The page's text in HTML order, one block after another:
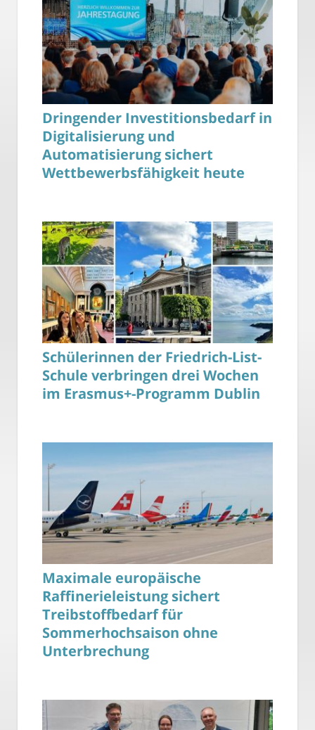
Dringender Investitionsbedarf in
Digitalisierung und
Automatisierung sichert
Wettbewerbsfähigkeit heute
Schülerinnen der Friedrich-List-
Schule verbringen drei Wochen
im Erasmus+-Programm Dublin
Maximale europäische
Raffinerieleistung sichert
Treibstoffbedarf für
Sommerhochsaison ohne
Unterbrechung